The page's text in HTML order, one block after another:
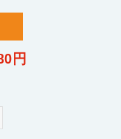
円